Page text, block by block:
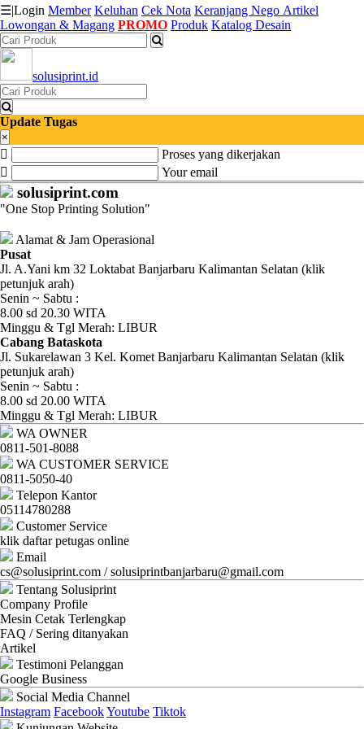
Katalog
Produk
Petugas
Riwayat
Transaksi
Tagihan
Berjalan
Pembayaran
Pendapatan
Fee
Ganti
Password
Logout
☰|Login Member Keluhan Cek Nota Keranjang Nego Artikel
Lowongan & Magang PROMO Produk Katalog Desain
solusiprint.id
Update Tugas
×
Proses yang dikerjakan
Your email
solusiprint.com
"One Stop Printing Solution"
Alamat & Jam Operasional
Pusat
Jl. A.Yani km 32 Loktabat Banjarbaru Kalimantan Selatan (klik
petunjuk arah)
Senin ~ Sabtu :
8.00 sd 20.30 WITA
Minggu & Tgl Merah: LIBUR
Cabang Bataskota
Jl. Sukarelawan 3 Kel. Komet Banjarbaru Kalimantan Selatan (klik
petunjuk arah)
Senin ~ Sabtu :
8.00 sd 20.00 WITA
Minggu & Tgl Merah: LIBUR
WA OWNER
0811-501-8088
WA CUSTOMER SERVICE
0811-5050-40
Telepon Kantor
05114780288
Customer Service
klik daftar petugas online
Email
cs@solusiprint.com / solusiprintbanjarbaru@gmail.com
Tentang Solusiprint
Company Profile
Mesin Cetak Terlengkap
FAQ / Sering ditanyakan
Artikel
Testimoni Pelanggan
Google Business
Social Media Channel
Instagram FacebookYoutube Tiktok